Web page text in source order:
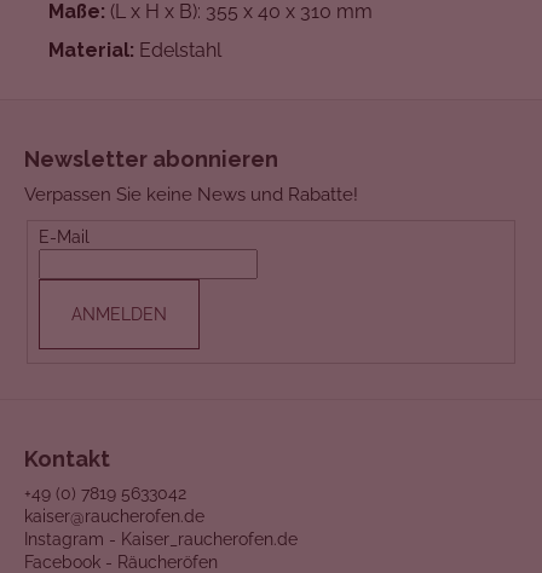
Maße: (L x H x B): 355 x 40 x 310 mm
Material: Edelstahl
Newsletter abonnieren
Verpassen Sie keine News und Rabatte!
E-Mail
ANMELDEN
Kontakt
+49 (0) 7819 5633042
kaiser@raucherofen.de
Instagram - Kaiser_raucherofen.de
Facebook - Räucheröfen